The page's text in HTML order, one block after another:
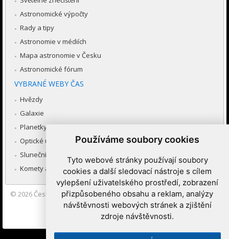
Používáme soubory cookies
Tyto webové stránky používají soubory
cookies a další sledovací nástroje s cílem
vylepšení uživatelského prostředí, zobrazení
přizpůsobeného obsahu a reklam, analýzy
návštěvnosti webových stránek a zjištění
zdroje návštěvnosti.
Astronomické výpočty
Rady a tipy
Astronomie v médiích
Mapa astronomie v Česku
Astronomické fórum
VYBRANÉ WEBY ČAS
Hvězdy
Galaxie
Planetky
Optické úkazy v atmosféře
Sluneční soustava
Komety a meteory
© 2026 Česká astronomická společnost|Hvězdárna a planetárium
Brno spolupracuje se serverem Astro.cz